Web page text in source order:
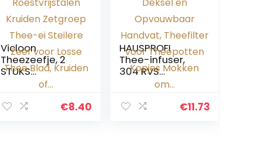
Vicloon
Theezeefje, 2
STUKS
Roestvrijstalen
Zetgroep Thee-
€8.40
HAUSPROFI
Thee-infuser,
304 RVS
Theezeef met
Opvouwbaar€11.73